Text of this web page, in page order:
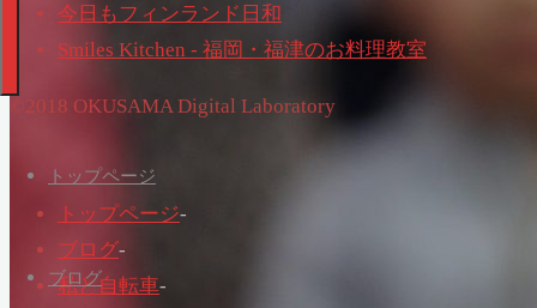
トップページ
ブログ
今日もフィンランド日和
Smiles Kitchen - 福岡・福津のお料理教室
©2018 OKUSAMA Digital Laboratory
トップページ-
ブログ-
私と自転車-